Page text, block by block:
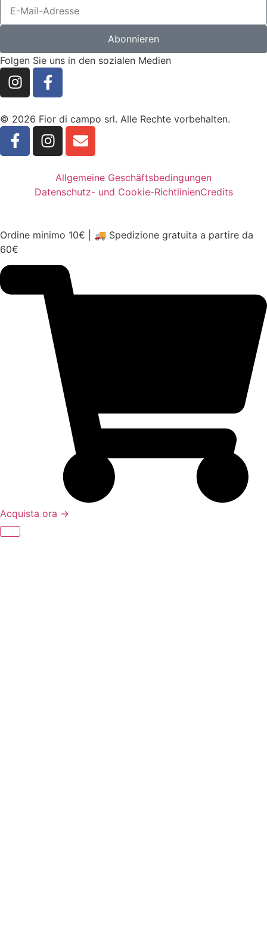
Abonnieren
Folgen Sie uns in den sozialen Medien
© 2026 Fior di campo srl. Alle Rechte vorbehalten.
Allgemeine Geschäftsbedingungen
Datenschutz- und Cookie-RichtlinienCredits
Ordine minimo 10€ | 🚚 Spedizione gratuita a partire da
60€
Acquista ora →